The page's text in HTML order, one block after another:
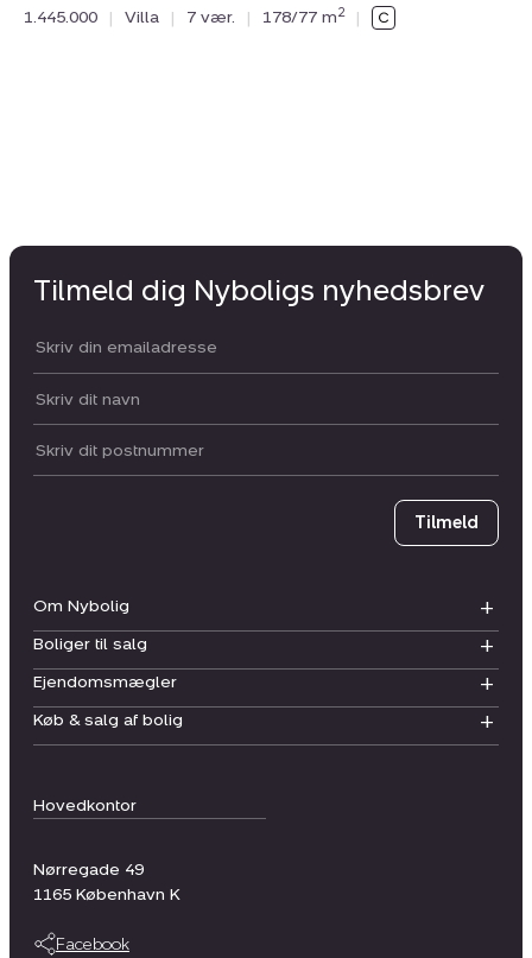
1.445.000
| Villa | 7 vær. | 178/77 m2 |
Hovedkontor
Nørregade 49
1165 København K
Facebook
Om Nybolig
Boliger til salg
Ejendomsmægler
Køb & salg af bolig
Tilmeld dig Nyboligs nyhedsbrev
Din email:
Dit navn:
Postnummer
Tilmeld